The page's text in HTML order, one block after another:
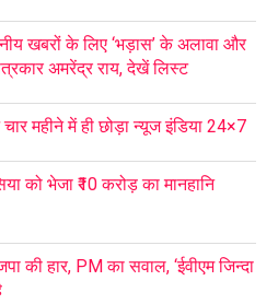
खबरों के लिए ‘भड़ास’ के अलावा और
अमरेंद्र राय, देखें लिस्ट
महीने में ही छोड़ा न्यूज इंडिया 24×7
को भेजा ₹10 करोड़ का मानहानि
की हार, PM का सवाल, ‘ईवीएम जिन्दा